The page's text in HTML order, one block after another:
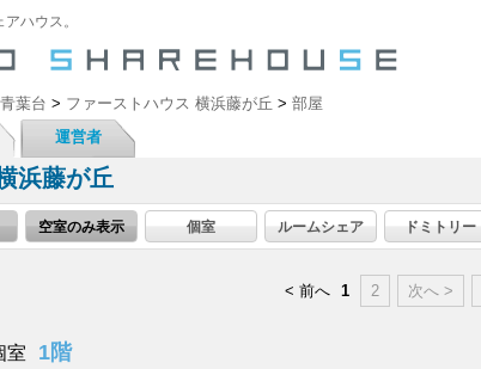
ハウス。
葉台 > ファーストハウス 横浜藤が丘 > 部屋
運営者
浜藤が丘
空室のみ表示 個室 ルームシェア ドミトリー
< 前へ 1 2 次へ >
室 1階